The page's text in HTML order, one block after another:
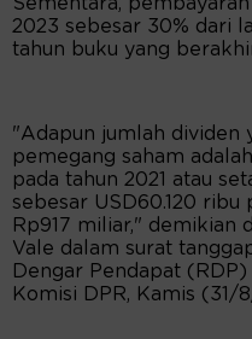
2023 sebesar 30% dari
tahun buku yang
"Adapun jumlah dividen
pemegang saham
pada tahun 2021 atau
sebesar USD60.120 ribu
Rp917 miliar," demikian
Vale dalam surat
Dengar Pendapat
Komisi DPR, Kamis (31/